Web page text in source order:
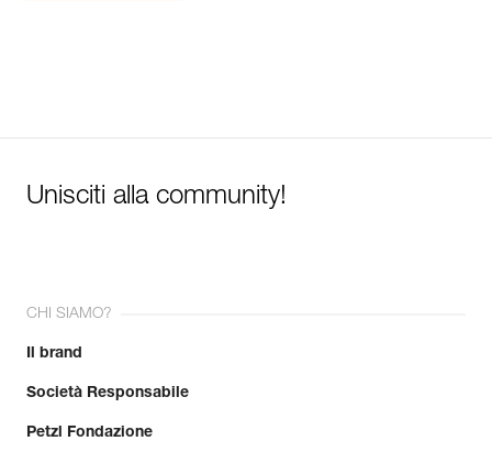
Unisciti alla community!
CHI SIAMO?
Il brand
Società Responsabile
Petzl Fondazione